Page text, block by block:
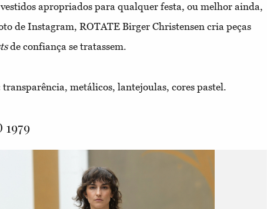
apropriados para qualquer festa, ou melhor ainda,
de Instagram, ROTATE Birger Christensen cria peças
de confiança se tratassem.
transparência, metálicos, lantejoulas, cores pastel.